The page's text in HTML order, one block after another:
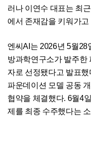
러나 이연수 대표는 최
에서 존재감을 키워가고
엔씨AI는 2026년 5월28
방과학연구소가 발주한
자로 선정됐다고 발표
파운데이션 모델 공동
협약을 체결했다. 6월4
제를 최종 수주했다는